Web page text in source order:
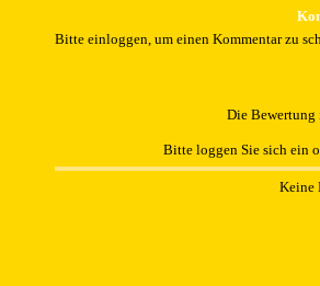
Bitte einloggen, um einen Kommentar zu
Die
Bitte loggen Sie sich ein
Keine